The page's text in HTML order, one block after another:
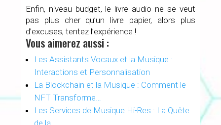
Enfin, niveau budget, le livre audio ne se veut
pas plus cher qu’un livre papier, alors plus
d’excuses, tentez l’expérience !
Vous aimerez aussi :
Les Assistants Vocaux et la Musique :
Interactions et Personnalisation
La Blockchain et la Musique : Comment le
NFT Transforme…
Les Services de Musique Hi-Res : La Quête